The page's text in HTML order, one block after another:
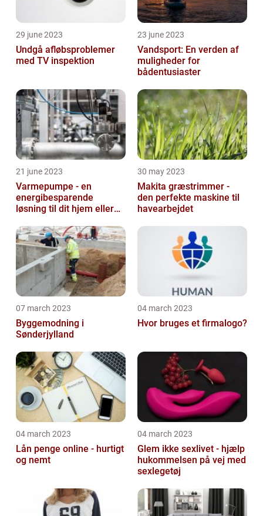
29 june 2023
Undgå afløbsproblemer
med TV inspektion
23 june 2023
Vandsport: En verden af
muligheder for
bådentusiaster
21 june 2023
Varmepumpe - en
energibesparende
løsning til dit hjem eller
30 may 2023
Makita græstrimmer -
den perfekte maskine til
havearbejdet
07 march 2023
Byggemodning i
Sønderjylland
04 march 2023
Hvor bruges et firmalogo?
04 march 2023
Lån penge online - hurtigt
og nemt
04 march 2023
Glem ikke sexlivet - hjælp
hukommelsen på vej med
sexlegetøj